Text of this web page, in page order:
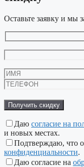
Оставьте заявку и мы
это
поле
пустым.
Даю согласие на
и новых местах.
Подтверждаю, что
конфиденциальности.
Даю согласие на